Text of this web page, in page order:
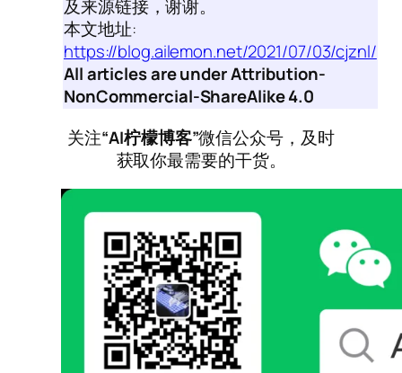
及来源链接，谢谢。
本文地址:
https://blog.ailemon.net/2021/07/03/cjznl/
All articles are under Attribution-
NonCommercial-ShareAlike 4.0
关注“AI柠檬博客”微信公众号，及时
获取你最需要的干货。